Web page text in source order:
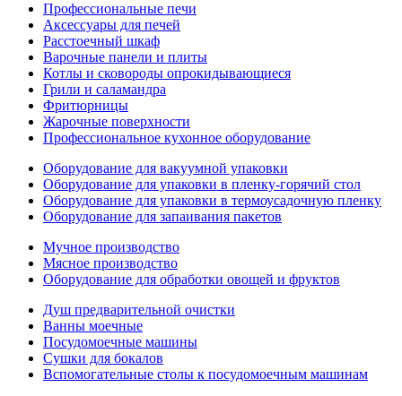
Профессиональные печи
Аксессуары для печей
Расстоечный шкаф
Варочные панели и плиты
Котлы и сковороды опрокидывающиеся
Грили и саламандра
Фритюрницы
Жарочные поверхности
Профессиональное кухонное оборудование
Оборудование для вакуумной упаковки
Оборудование для упаковки в пленку-горячий стол
Оборудование для упаковки в термоусадочную пленку
Оборудование для запаивания пакетов
Мучное производство
Мясное производство
Оборудование для обработки овощей и фруктов
Душ предварительной очистки
Ванны моечные
Посудомоечные машины
Сушки для бокалов
Вспомогательные столы к посудомоечным машинам